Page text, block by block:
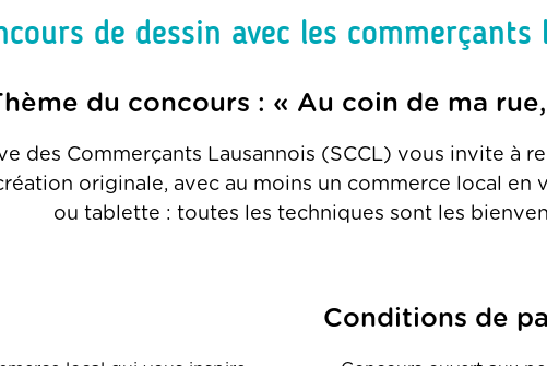
de dessin avec les commerçants
du concours : « Au coin de ma
des Commerçants Lausannois (SCCL) vous invite à
originale, avec au moins un commerce local en
ou tablette : toutes les techniques sont les
Conditions de